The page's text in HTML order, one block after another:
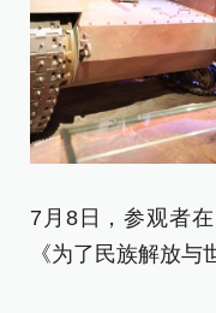
7月8日，参观者
《为了民族解放与